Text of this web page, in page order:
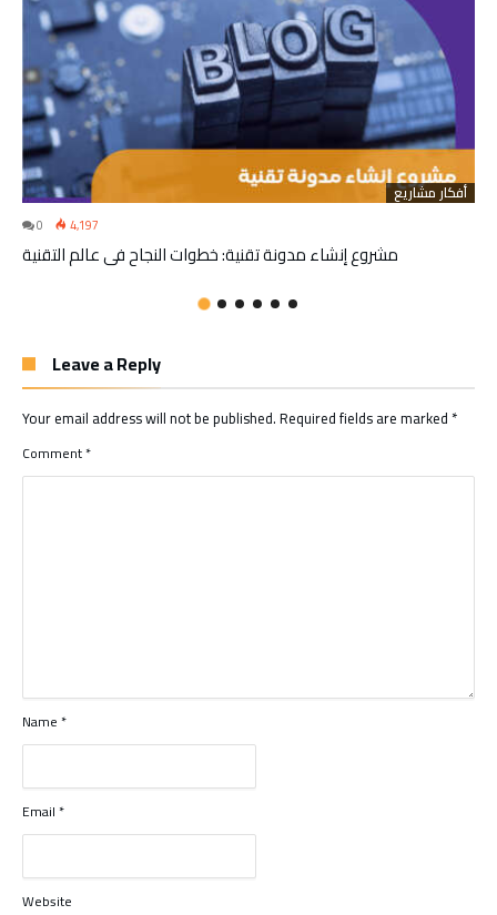
أفكار مشاريع
0 4,197
مشروع إنشاء مدونة تقنية: خطوات النجاح في عالم التقنية
Leave a Reply
Your email address will not be published.Required fields are marked*
Comment*
Name*
Email*
Website